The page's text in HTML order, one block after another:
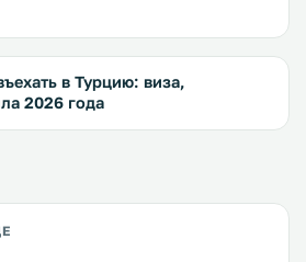
в Турцию: виза,
2026 года